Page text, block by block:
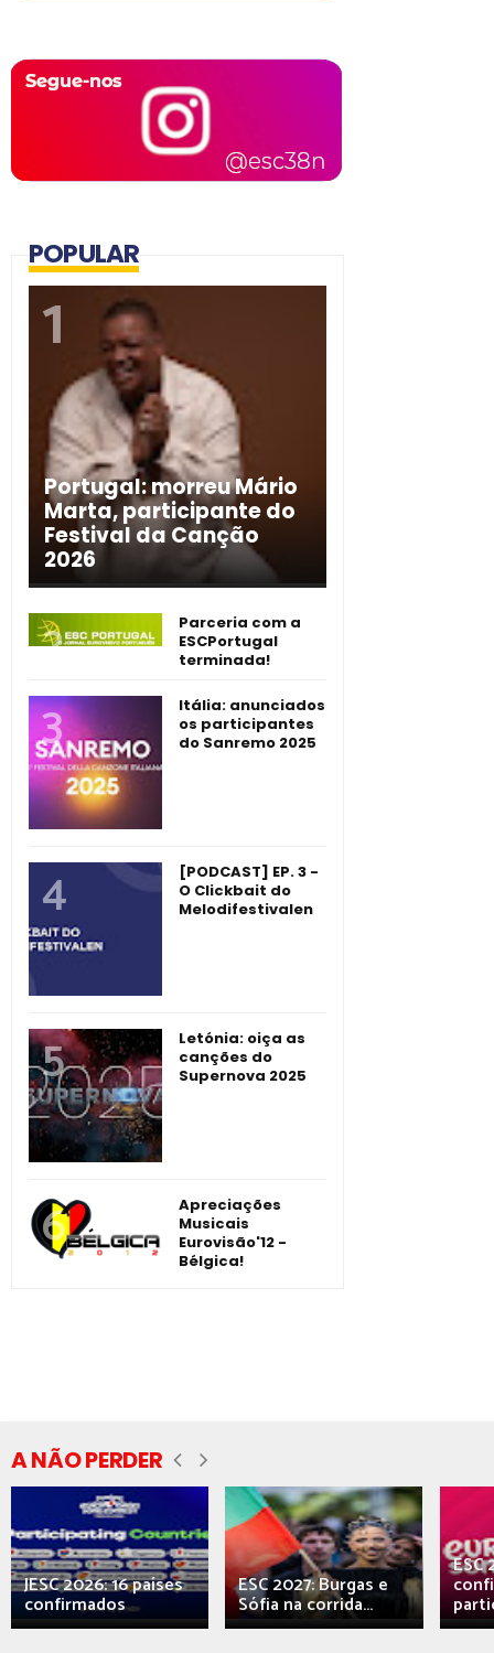
POPULAR
Portugal: morreu Mário
Marta, participante do
Festival da Canção
2026
Parceria com a
ESCPortugal
terminada!
Itália: anunciados
os participantes
do Sanremo 2025
[PODCAST] EP. 3 -
O Clickbait do
Melodifestivalen
Letónia: oiça as
canções do
Supernova 2025
Apreciações
Musicais
Eurovisão'12 -
Bélgica!
A NÃO PERDER
JESC 2026: 16 países
confirmados
ESC 2027: Burgas e
Sófia na corrida...
ESC